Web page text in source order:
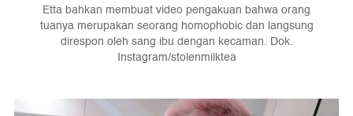
Etta bahkan membuat video pengakuan bahwa orang
tuanya merupakan seorang homophobic dan langsung
direspon oleh sang ibu dengan kecaman. Dok.
Instagram/stolenmilktea